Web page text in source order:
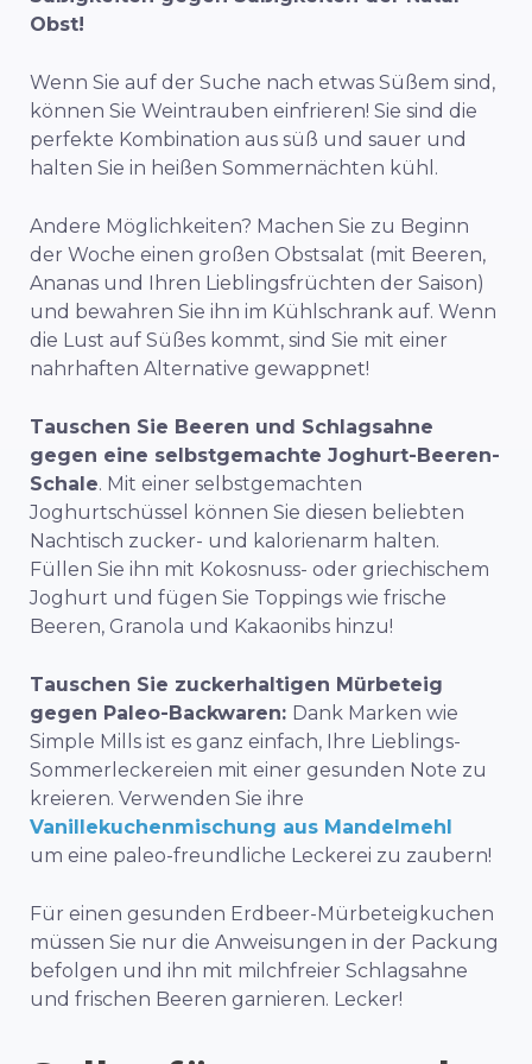
Obst!
Wenn Sie auf der Suche nach etwas Süßem sind,
können Sie Weintrauben einfrieren! Sie sind die
perfekte Kombination aus süß und sauer und
halten Sie in heißen Sommernächten kühl.
Andere Möglichkeiten? Machen Sie zu Beginn
der Woche einen großen Obstsalat (mit Beeren,
Ananas und Ihren Lieblingsfrüchten der Saison)
und bewahren Sie ihn im Kühlschrank auf. Wenn
die Lust auf Süßes kommt, sind Sie mit einer
nahrhaften Alternative gewappnet!
Tauschen Sie Beeren und Schlagsahne
gegen eine selbstgemachte Joghurt-Beeren-
Schale. Mit einer selbstgemachten
Joghurtschüssel können Sie diesen beliebten
Nachtisch zucker- und kalorienarm halten.
Füllen Sie ihn mit Kokosnuss- oder griechischem
Joghurt und fügen Sie Toppings wie frische
Beeren, Granola und Kakaonibs hinzu!
Tauschen Sie zuckerhaltigen Mürbeteig
gegen Paleo-Backwaren: Dank Marken wie
Simple Mills ist es ganz einfach, Ihre Lieblings-
Sommerleckereien mit einer gesunden Note zu
kreieren. Verwenden Sie ihre
Vanillekuchenmischung aus Mandelmehl
um eine paleo-freundliche Leckerei zu zaubern!
Für einen gesunden Erdbeer-Mürbeteigkuchen
müssen Sie nur die Anweisungen in der Packung
befolgen und ihn mit milchfreier Schlagsahne
und frischen Beeren garnieren. Lecker!